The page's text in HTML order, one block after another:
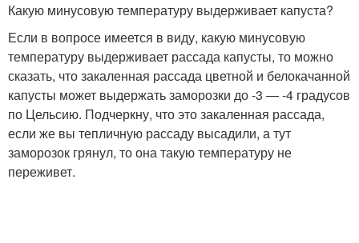
Какую минусовую температуру выдерживает капуста?
Если в вопросе имеется в виду, какую минусовую
температуру выдерживает рассада капусты, то можно
сказать, что закаленная рассада цветной и белокачанной
капусты может выдержать заморозки до -3 — -4 градусов
по Цельсию. Подчеркну, что это закаленная рассада,
если же вы тепличную рассаду высадили, а тут
заморозок грянул, то она такую температуру не
переживет.